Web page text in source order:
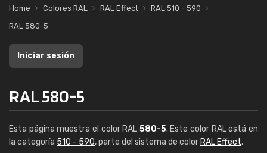
Home Colores RAL RAL Effect
RAL 510 - 590
RAL 580-5
Iniciar sesión
RAL 580-5
Esta página muestra el color RAL 580-5. Este color RAL está en
la categoría 510 - 590, parte del sistema de color RAL Effect.